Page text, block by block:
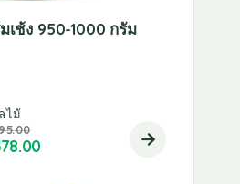
เช้ง 950-1000 กรัม
ไม้
78.00